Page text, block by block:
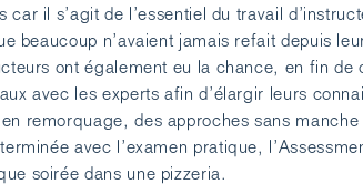
car il s’agit de l’essentiel du travail
beaucoup n’avaient jamais refait depuis
ont également eu la chance, en fin de
avec les experts afin d’élargir leurs
remorquage, des approches sans
avec l’examen pratique,
soirée dans une pizzeria.